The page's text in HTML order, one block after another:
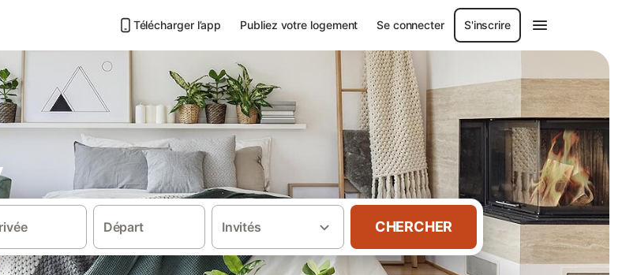
Télécharger l’app Publiez votre logement Se connecter S'inscrire
Départ Invités CHERCHER